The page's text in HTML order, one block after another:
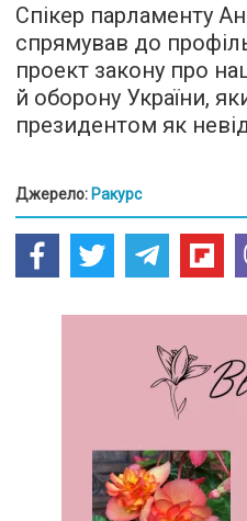
Спікер парламенту
спрямував до
проект закону про
й оборону України,
президентом як
Джерело: Ракурс